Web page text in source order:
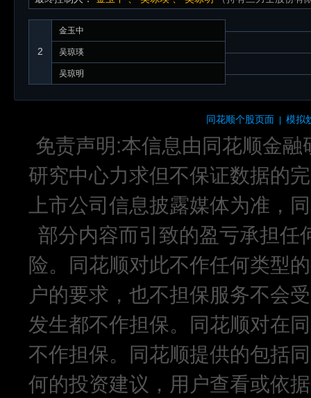
2
金玉中
吴琼瑛
吴琼明
同花顺个股页面 模拟
免责声明:本信息由同花顺金
研究中心力求但不保证数据的
上市公司信息披露媒体为准，
部分内容而引致的盈亏承担任
险。同花顺对此不作任何类型
户的要求，也不担保服务不会
发生都不作担保。同花顺对在
不作担保。同花顺提供的包括
何的投资建议，用户查看或依